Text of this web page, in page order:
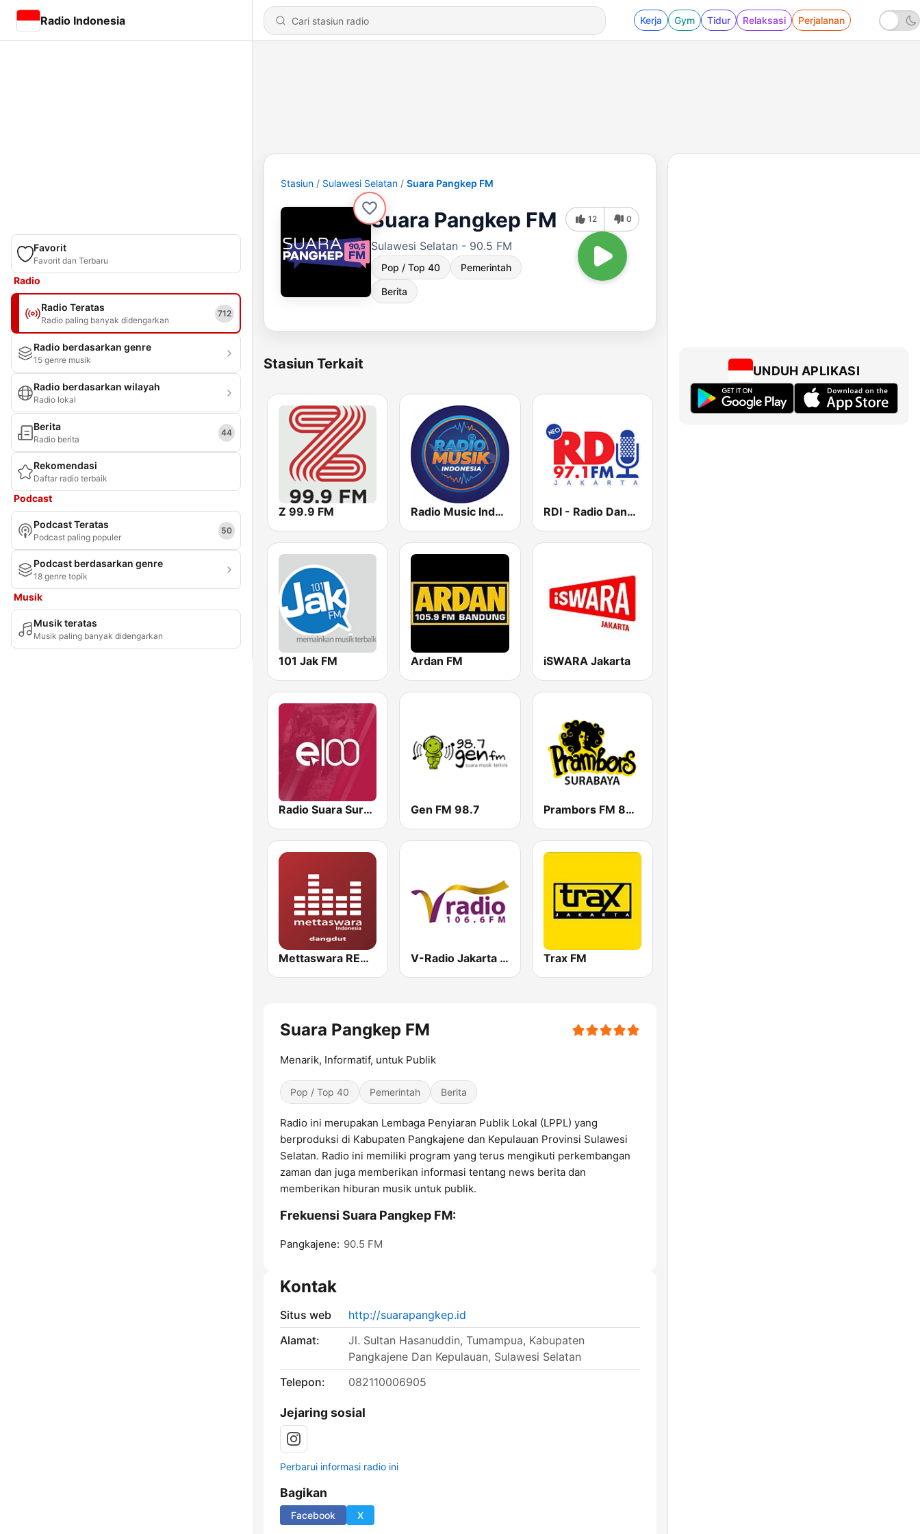
Radio Indonesia Kerja Gym Tidur Relaksasi Perjalanan
Favorit
Favorit dan Terbaru
Radio
Radio Teratas
Radio paling banyak didengarkan
712
Radio berdasarkan genre
15 genre musik
Radio berdasarkan wilayah
Radio lokal
Berita
Radio berita
44
Rekomendasi
Daftar radio terbaik
Podcast
Podcast Teratas
Podcast paling populer
50
Podcast berdasarkan genre
18 genre topik
Musik
Musik teratas
Musik paling banyak didengarkan
Stasiun Sulawesi Selatan Suara Pangkep FM
Suara Pangkep FM
Sulawesi Selatan - 90.5 FM
Pop / Top 40 Pemerintah
Berita
12 0
Stasiun Terkait
Z 99.9 FM Radio Music Indonesia RDI - Radio Dangdut Indonesia 97.1 FM
101 Jak FM Ardan FM iSWARA Jakarta
Radio Suara Surabaya Gen FM 98.7 Prambors FM 89.3 Surabaya
Mettaswara REMIX DhutKoplo V-Radio Jakarta 106.6 FM Trax FM
Suara Pangkep FM
Menarik, Informatif, untuk Publik
Pop / Top 40 Pemerintah Berita
Radio ini merupakan Lembaga Penyiaran Publik Lokal (LPPL) yang
berproduksi di Kabupaten Pangkajene dan Kepulauan Provinsi Sulawesi
Selatan. Radio ini memiliki program yang terus mengikuti perkembangan
zaman dan juga memberikan informasi tentang news berita dan
memberikan hiburan musik untuk publik.
Frekuensi Suara Pangkep FM:
Pangkajene: 90.5 FM
Kontak
Situs web
http://suarapangkep.id
Alamat:
Jl. Sultan Hasanuddin, Tumampua, Kabupaten
Pangkajene Dan Kepulauan, Sulawesi Selatan
Telepon:
082110006905
Jejaring sosial
Perbarui informasi radio ini
Bagikan
Facebook X
UNDUH APLIKASI